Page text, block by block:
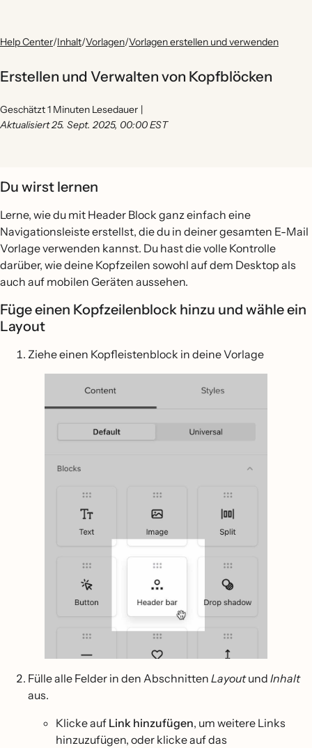
Help Center/Inhalt/Vorlagen/Vorlagen erstellen und verwenden
Erstellen und Verwalten von Kopfblöcken
Geschätzt 1 Minuten Lesedauer |
Aktualisiert 25. Sept. 2025, 00:00 EST
Du wirst lernen
Lerne, wie du mit Header Block ganz einfach eine
Navigationsleiste erstellst, die du in deiner gesamten E-Mail
Vorlage verwenden kannst. Du hast die volle Kontrolle
darüber, wie deine Kopfzeilen sowohl auf dem Desktop als
auch auf mobilen Geräten aussehen.
Füge einen Kopfzeilenblock hinzu und wähle ein
Layout
Ziehe einen Kopfleistenblock in deine Vorlage
Fülle alle Felder in den Abschnitten Layoutund Inhalt
aus.
Klicke auf Link hinzufügen, um weitere Links
hinzuzufügen, oder klicke auf das